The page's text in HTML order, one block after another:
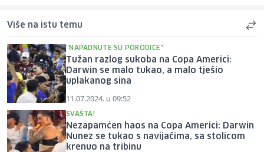
Više na istu temu
"NAPADNUTE SU PORODICE"
Tužan razlog sukoba na Copa Americi:
Darwin se malo tukao, a malo tješio
uplakanog sina
11.07.2024. u 09:52
SVAŠTA!
Nezapamćen haos na Copa Americi: Darwin
Nunez se tukao s navijačima, sa stolicom
krenuo na tribinu